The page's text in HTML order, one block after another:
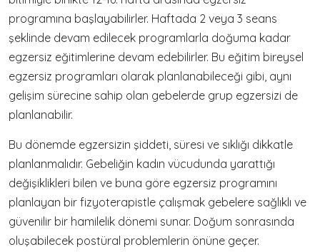
programına başlayabilirler. Haftada 2 veya 3 seans
şeklinde devam edilecek programlarla doğuma kadar
egzersiz eğitimlerine devam edebilirler. Bu eğitim bireysel
egzersiz programları olarak planlanabileceği gibi, aynı
gelişim sürecine sahip olan gebelerde grup egzersizi de
planlanabilir.
Bu dönemde egzersizin şiddeti, süresi ve sıklığı dikkatle
planlanmalıdır. Gebeliğin kadın vücudunda yarattığı
değişiklikleri bilen ve buna göre egzersiz programını
planlayan bir fizyoterapistle çalışmak gebelere sağlıklı ve
güvenilir bir hamilelik dönemi sunar. Doğum sonrasında
oluşabilecek postüral problemlerin önüne geçer.